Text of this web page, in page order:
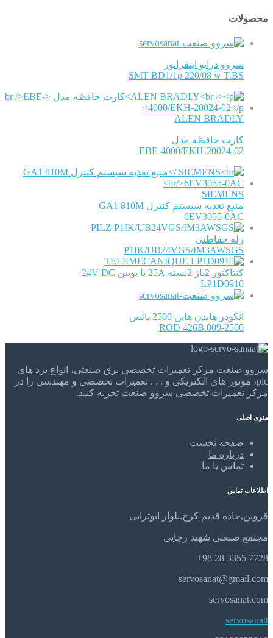
محصولات
سروو درایو اینفرانور
SMT BD1/1p 220/08 w T.BS
ALEN BRADLY
کارت حافظه مدل
EBE-4000/EKH-20024-02
SIEMENS
منبع تغذیه سیستم کنترل GA1 810M
6EV3055-0AC
PILZ
رله حفاظتی
P1IK/UB24VGS/IM3AWSGS
TELEMECANIQUE
کنتاکتور 2باز 2بسته 25A با بوبین 24V DC
LP1D0910
انکودر هایدن هاین 2500 پالس
ROD 426B.009-2500
سروو صنعت مرکز تعمیرات تخصصی برق صنعتی، انواع برد های
plc، موتور های الکتریکی و . . . تعمیرات تخصصی و مهندسی را در
مرکز تعمیرات تخصصی سروو صنعت تجربه کنید.
منوی اصلی
صفحه نخست
درباره ما
تماس با ما
اطلاعات تماس
قزوین,جاده قدیم کرج,بلوار ابوترابی
مجتمع صنعتی شهید رجایی
7728 3355 28 98+
servosanat@gmail.com
servosanat.com
servosanatt